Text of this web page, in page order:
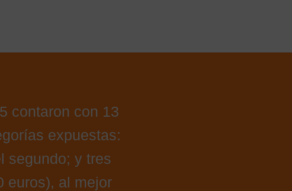
contaron con 13
expuestas:
segundo; y tres
euros), al mejor